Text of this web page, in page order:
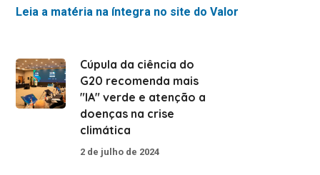
Leia a matéria na íntegra no site do Valor
Cúpula da ciência do
G20 recomenda mais
"IA" verde e atenção a
doenças na crise
climática
2 de julho de 2024